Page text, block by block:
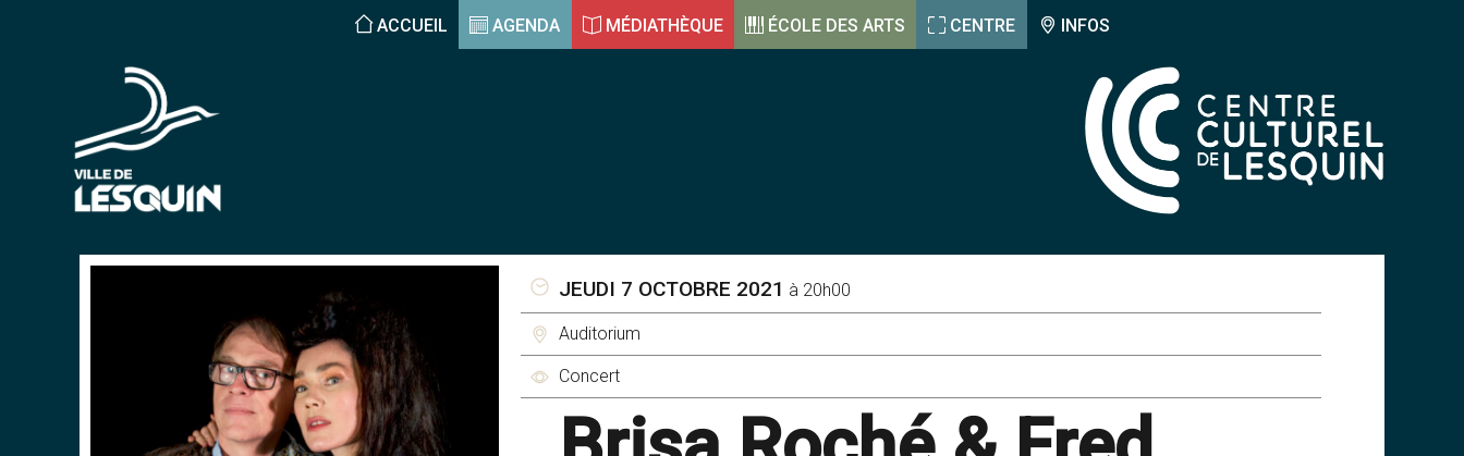
ACCUEIL AGENDA MÉDIATHÈQUE ÉCOLE DES ARTS CENTRE INFOS
JEUDI 7 OCTOBRE 2021 à 20h00
Auditorium
Concert